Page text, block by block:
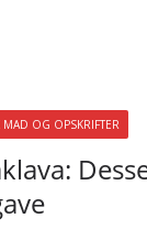
MAD OG OPSKRIFTER